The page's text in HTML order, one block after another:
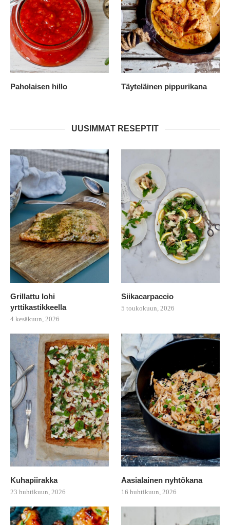
Paholaisen hillo Täyteläinen pippurikana
UUSIMMAT RESEPTIT
Grillattu lohi
yrttikastikkeella
4 kesäkuun, 2026
Siikacarpaccio
5 toukokuun, 2026
Kuhapiirakka
23 huhtikuun, 2026
Aasialainen nyhtökana
16 huhtikuun, 2026